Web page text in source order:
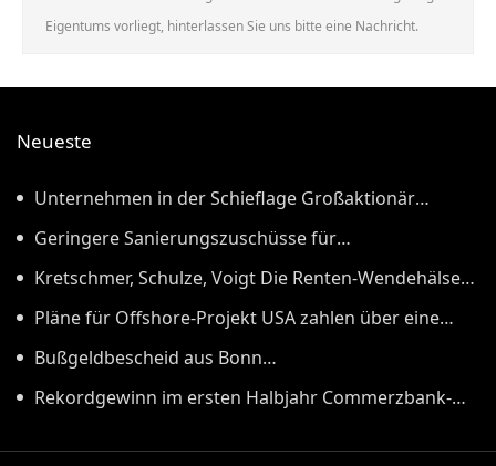
Eigentums vorliegt, hinterlassen Sie uns bitte eine Nachricht.
Neueste
Unternehmen in der Schieflage Großaktionär
Porsche SE will Umbau von Volkswagen
beschleunigen
Geringere Sanierungszuschüsse für
Mehrfamilienhäuser Wie Wirtschaftsministerin Reiche
die Wärmewende ausbremst
Kretschmer, Schulze, Voigt Die Renten-Wendehälse
von der CDU
Pläne für Offshore-Projekt USA zahlen über eine
Milliarde Dollar, damit RWE keine Windparks baut
Bußgeldbescheid aus Bonn
Straßenbauunternehmen müssen 60 Millionen Euro
Rekordgewinn im ersten Halbjahr Commerzbank-